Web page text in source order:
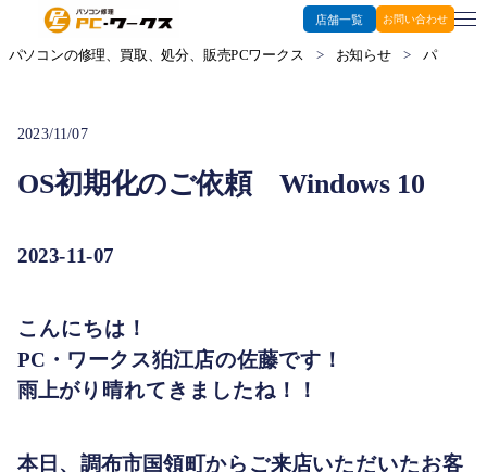
店舗一覧 お問い合わせ
パソコンの修理、買取、処分、販売PCワークス > お知らせ > パソコン
2023/11/07
OS初期化のご依頼 Windows 10
2023-11-07
こんにちは！
PC・ワークス狛江店の佐藤です！
雨上がり晴れてきましたね！！
本日、調布市国領町からご来店いただいたお客